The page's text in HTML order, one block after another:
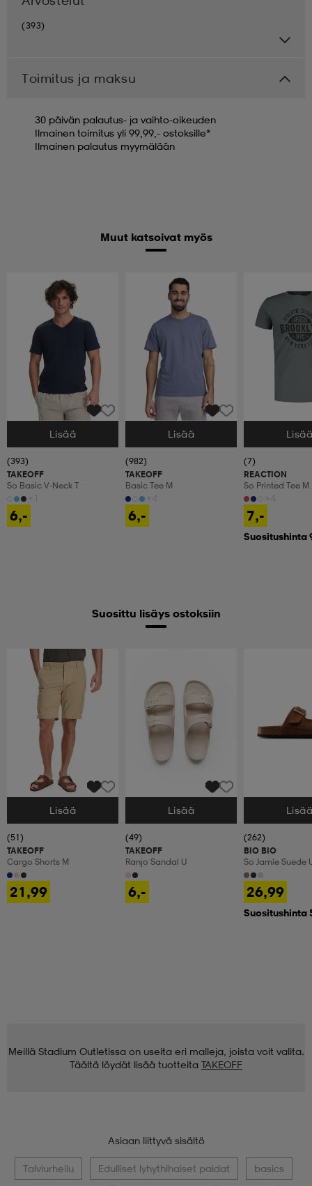
(393)
Toimitus ja maksu
30 päivän palautus- ja vaihto-oikeuden
Ilmainen toimitus yli 99,99,- ostoksille*
Ilmainen palautus myymälään
Muut katsoivat myös
Valitse Koko
Lisää
(393)
TAKEOFF
So Basic V-Neck T
6,-
Valitse Koko
Lisää
(982)
TAKEOFF
Basic Tee M
6,-
Valitse Koko
(7)
REACTION
So Printed Tee M
7,-
Suositushinta
Suosittu lisäys ostoksiin
Valitse Koko
Lisää
(51)
TAKEOFF
Cargo Shorts M
21,99
Valitse Koko
Lisää
(49)
TAKEOFF
Ranjo Sandal U
6,-
Valitse Koko
(262)
BIO BIO
So Jamie Suede
26,99
Suositushinta
Meillä Stadium Outletissa on useita eri malleja, joista voit valita.
Täältä löydät lisää tuotteita TAKEOFF
Asiaan liittyvä sisältö
Talviurheilu Edulliset lyhythihaiset paidat basics